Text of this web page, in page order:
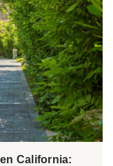
California: